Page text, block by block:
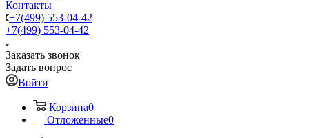
Контакты
+7(499) 553-04-42
+7(499) 553-04-42
Заказать звонок
Задать вопрос
Войти
Корзина0
Отложенные0